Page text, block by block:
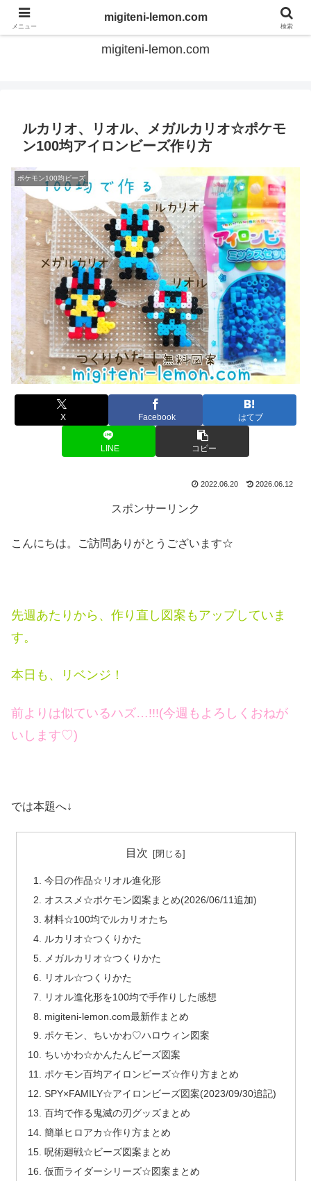
てのひらアイロンビーズ
migiteni-lemon.com
ルカリオ、リオル、メガルカリオ☆ポケモ
ン100均アイロンビーズ作り方
ポケモン100均ビーズ
X Facebook はてブ
LINE コピー
2022.06.20 2026.06.12
スポンサーリンク
こんにちは。ご訪問ありがとうございます☆
先週あたりから、作り直し図案もアップしていま
す。
本日も、リベンジ！
前よりは似ているハズ…!!!(今週もよろしくおねが
いします♡)
では本題へ↓
目次
今日の作品☆リオル進化形
オススメ☆ポケモン図案まとめ(2026/06/11追加)
材料☆100均でルカリオたち
ルカリオ☆つくりかた
メガルカリオ☆つくりかた
リオル☆つくりかた
リオル進化形を100均で手作りした感想
migiteni-lemon.com最新作まとめ
ポケモン、ちいかわ♡ハロウィン図案
ちいかわ☆かんたんビーズ図案
ポケモン百均アイロンビーズ☆作り方まとめ
SPY×FAMILY☆アイロンビーズ図案(2023/09/30追記)
百均で作る鬼滅の刃グッズまとめ
簡単ヒロアカ☆作り方まとめ
呪術廻戦☆ビーズ図案まとめ
仮面ライダーシリーズ☆図案まとめ
メニュー
migiteni-lemon.com
検索